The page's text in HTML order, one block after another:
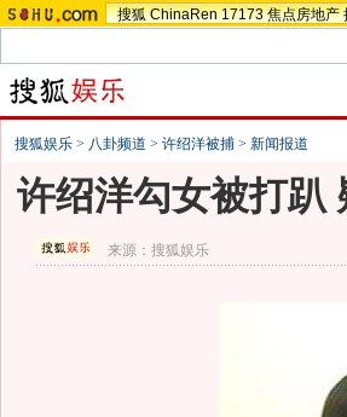
搜狐 ChinaRen 17173 焦点房地产
搜狐娱乐 > 八卦频道 > 许绍洋被捕 > 新闻报道
许绍洋勾女被打趴
来源：搜狐娱乐